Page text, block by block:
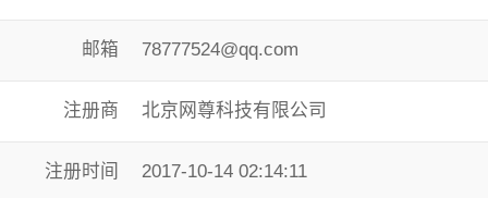
邮箱 78777524@qq.com
注册商 北京网尊科技有限公司
注册时间 2017-10-14 02:14:11